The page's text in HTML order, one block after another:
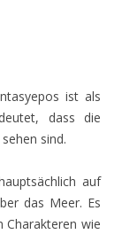
ist als
dass die
sind.
auf
das Meer. Es
wie